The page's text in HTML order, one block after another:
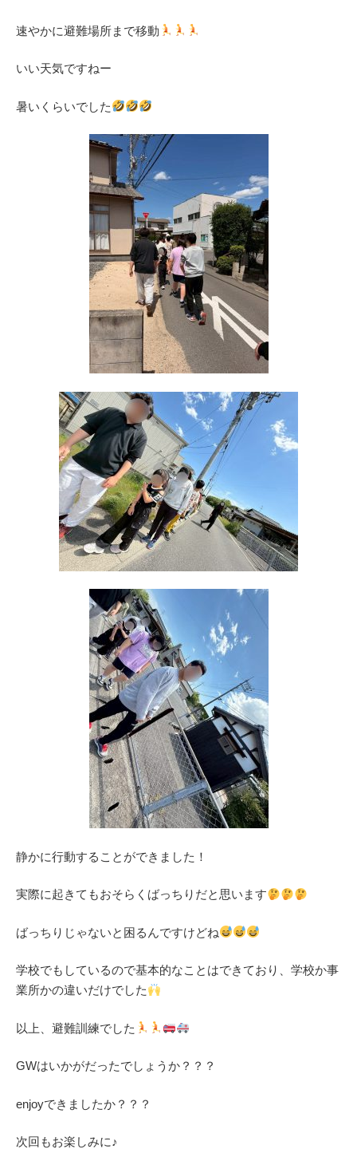
速やかに避難場所まで移動
いい天気ですねー
暑いくらいでした
静かに行動することができました！
実際に起きてもおそらくばっちりだと思います
ばっちりじゃないと困るんですけどね
学校でもしているので基本的なことはできており、学校か事
業所かの違いだけでした
以上、避難訓練でした
GWはいかがだったでしょうか？？？
enjoyできましたか？？？
次回もお楽しみに♪